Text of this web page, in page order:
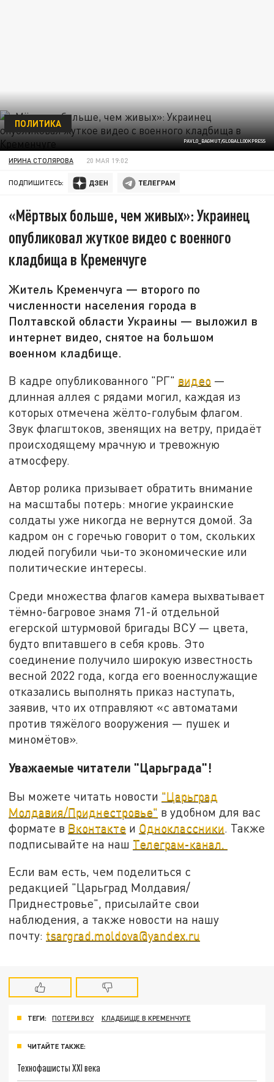
PAVLO_BAGMUT/GLOBALLOOKPRESS
ПОЛИТИКА
ИРИНА СТОЛЯРОВА 20 МАЯ 19:02
ПОДПИШИТЕСЬ:
«Мёртвых больше, чем живых»: Украинец
опубликовал жуткое видео с военного
кладбища в Кременчуге
Житель Кременчуга — второго по
численности населения города в
Полтавской области Украины — выложил в
интернет видео, снятое на большом
военном кладбище.
В кадре опубликованного "РГ" видео —
длинная аллея с рядами могил, каждая из
которых отмечена жёлто-голубым флагом.
Звук флагштоков, звенящих на ветру, придаёт
происходящему мрачную и тревожную
атмосферу.
Автор ролика призывает обратить внимание
на масштабы потерь: многие украинские
солдаты уже никогда не вернутся домой. За
кадром он с горечью говорит о том, скольких
людей погубили чьи-то экономические или
политические интересы.
Среди множества флагов камера выхватывает
тёмно-багровое знамя 71-й отдельной
егерской штурмовой бригады ВСУ — цвета,
будто впитавшего в себя кровь. Это
соединение получило широкую известность
весной 2022 года, когда его военнослужащие
отказались выполнять приказ наступать,
заявив, что их отправляют «с автоматами
против тяжёлого вооружения — пушек и
миномётов».
Уважаемые читатели "Царьграда"!
Вы можете читать новости "Царьград
Молдавия/Приднестровье" в удобном для вас
формате в Вконтакте и Одноклассники . Также
подписывайте на наш Телеграм-канал.
Если вам есть, чем поделиться с
редакцией "Царьград Молдавия/
Приднестровье", присылайте свои
наблюдения, а также новости на нашу
почту: tsargrad.moldova@yandex.ru
ТЕГИ: ПОТЕРИ ВСУ КЛАДБИЩЕ В КРЕМЕНЧУГЕ
ЧИТАЙТЕ ТАКЖЕ:
Технофашисты XXI века